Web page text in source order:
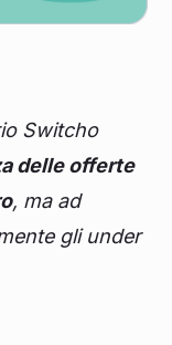
Switcho
delle offerte
, ma ad
gli under